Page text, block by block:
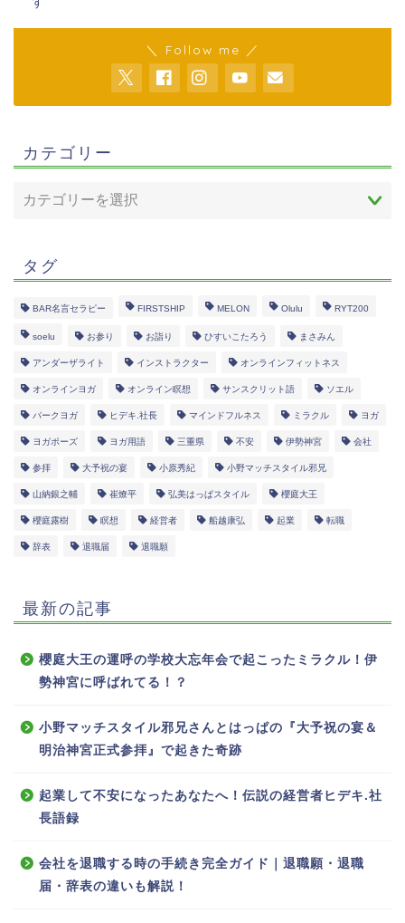
＼ Follow me ／
カテゴリー
タグ
BAR名言セラピー FIRSTSHIP MELON Olulu RYT200
soelu お参り お詣り ひすいこたろう まさみん
アンダーザライト インストラクター オンラインフィットネス
オンラインヨガ オンライン瞑想 サンスクリット語 ソエル
パークヨガ ヒデキ.社長 マインドフルネス ミラクル ヨガ
ヨガポーズ ヨガ用語 三重県 不安 伊勢神宮 会社
参拝 大予祝の宴 小原秀紀 小野マッチスタイル邪兄
山納銀之輔 崔燎平 弘美はっぱスタイル 櫻庭大王
櫻庭露樹 瞑想 経営者 船越康弘 起業 転職
辞表 退職届 退職願
最新の記事
櫻庭大王の運呼の学校大忘年会で起こったミラクル！伊
勢神宮に呼ばれてる！？
小野マッチスタイル邪兄さんとはっぱの『大予祝の宴＆
明治神宮正式参拝』で起きた奇跡
起業して不安になったあなたへ！伝説の経営者ヒデキ.社
長語録
会社を退職する時の手続き完全ガイド｜退職願・退職
届・辞表の違いも解説！